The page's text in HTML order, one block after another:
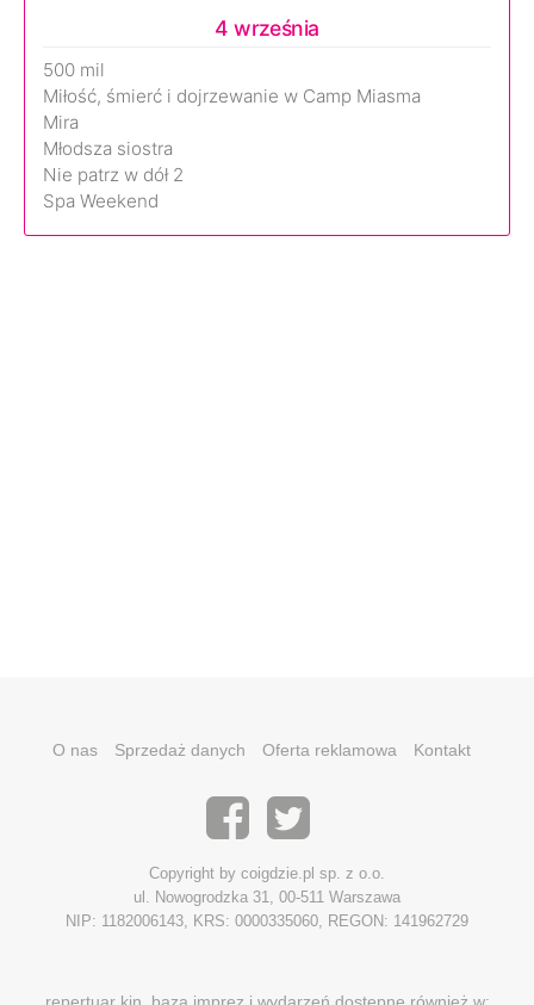
4 września
500 mil
Miłość, śmierć i dojrzewanie w Camp Miasma
Mira
Młodsza siostra
Nie patrz w dół 2
Spa Weekend
O nas Sprzedaż danych Oferta reklamowa Kontakt
Copyright by coigdzie.pl sp. z o.o.
ul. Nowogrodzka 31, 00-511 Warszawa
NIP: 1182006143, KRS: 0000335060, REGON: 141962729